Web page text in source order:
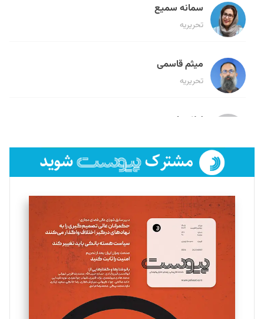
سمانه سمیع
تحریریه
میثم قاسمی
تحریریه
لیلا حنارود
فائزه فتحی رستمی
تحریریه
سروش کرمیان
تحریریه
مینا پاکدل